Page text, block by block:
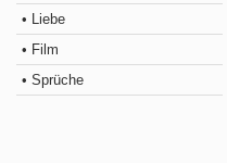
• Liebe
• Film
• Sprüche